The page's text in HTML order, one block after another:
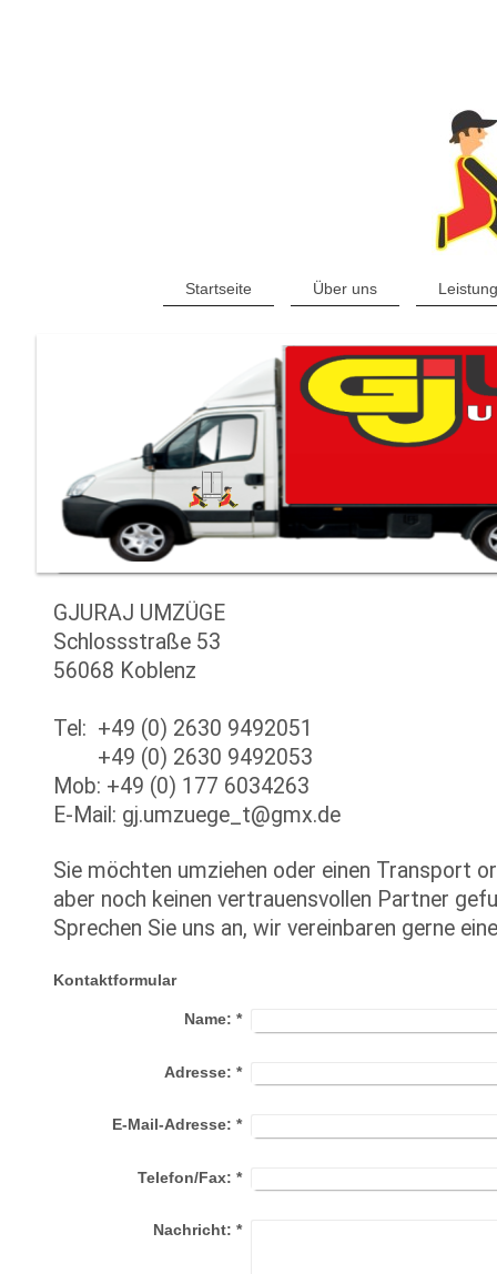
Startseite Über uns
GJURAJ UMZÜGE
Schlossstraße 53
56068 Koblenz
Tel: +49 (0) 2630 9492051
+49 (0) 2630 9492053
Mob: +49 (0) 177 6034263
E-Mail: gj.umzuege_t@gmx.de
Sie möchten umziehen oder einen Transport
aber noch keinen vertrauensvollen Partner
Sprechen Sie uns an, wir vereinbaren gerne
Kontaktformular
Name: *
Adresse: *
E-Mail-Adresse: *
Telefon/Fax: *
Nachricht: *